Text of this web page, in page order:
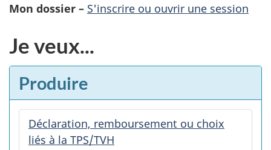
Mon dossier – S'inscrire ou ouvrir une session
Je veux...
Produire
Déclaration, remboursement ou choix
liés à la TPS/TVH